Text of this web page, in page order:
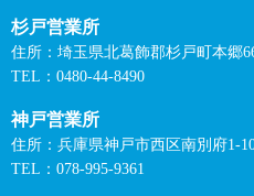
杉戸営業所
住所：埼玉県北葛飾郡杉戸町本郷
TEL：0480-44-8490
神戸営業所
住所：兵庫県神戸市西区南別府1-
TEL：078-995-9361